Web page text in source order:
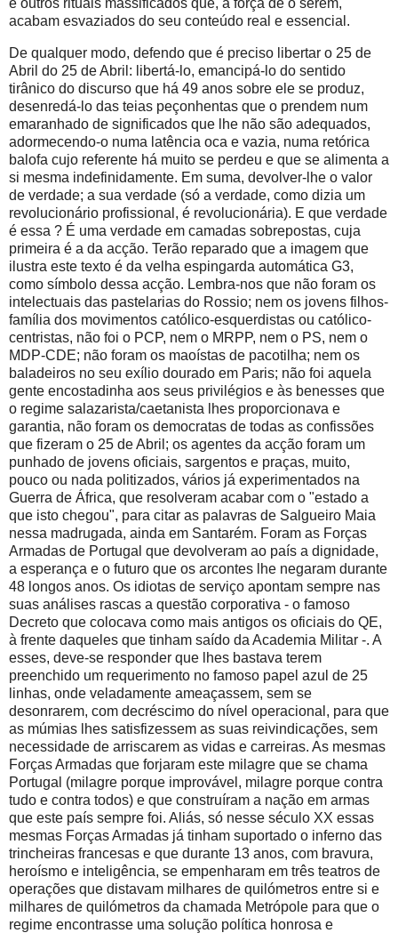
acabam esvaziados do seu conteúdo real e essencial.
De qualquer modo, defendo que é preciso libertar o 25 de
Abril do 25 de Abril: libertá-lo, emancipá-lo do sentido
tirânico do discurso que há 49 anos sobre ele se produz,
desenredá-lo das teias peçonhentas que o prendem num
emaranhado de significados que lhe não são adequados,
adormecendo-o numa latência oca e vazia, numa retórica
balofa cujo referente há muito se perdeu e que se alimenta a
si mesma indefinidamente. Em suma, devolver-lhe o valor
de verdade; a sua verdade (só a verdade, como dizia um
revolucionário profissional, é revolucionária). E que verdade
é essa ? É uma verdade em camadas sobrepostas, cuja
primeira é a da acção. Terão reparado que a imagem que
ilustra este texto é da velha espingarda automática G3,
como símbolo dessa acção. Lembra-nos que não foram os
intelectuais das pastelarias do Rossio; nem os jovens filhos-
família dos movimentos católico-esquerdistas ou católico-
centristas, não foi o PCP, nem o MRPP, nem o PS, nem o
MDP-CDE; não foram os maoístas de pacotilha; nem os
baladeiros no seu exílio dourado em Paris; não foi aquela
gente encostadinha aos seus privilégios e às benesses que
o regime salazarista/caetanista lhes proporcionava e
garantia, não foram os democratas de todas as confissões
que fizeram o 25 de Abril; os agentes da acção foram um
punhado de jovens oficiais, sargentos e praças, muito,
pouco ou nada politizados, vários já experimentados na
Guerra de África, que resolveram acabar com o "estado a
que isto chegou", para citar as palavras de Salgueiro Maia
nessa madrugada, ainda em Santarém. Foram as Forças
Armadas de Portugal que devolveram ao país a dignidade,
a esperança e o futuro que os arcontes lhe negaram durante
48 longos anos. Os idiotas de serviço apontam sempre nas
suas análises rascas a questão corporativa - o famoso
Decreto que colocava como mais antigos os oficiais do QE,
à frente daqueles que tinham saído da Academia Militar -. A
esses, deve-se responder que lhes bastava terem
preenchido um requerimento no famoso papel azul de 25
linhas, onde veladamente ameaçassem, sem se
desonrarem, com decréscimo do nível operacional, para que
as múmias lhes satisfizessem as suas reivindicações, sem
necessidade de arriscarem as vidas e carreiras. As mesmas
Forças Armadas que forjaram este milagre que se chama
Portugal (milagre porque improvável, milagre porque contra
tudo e contra todos) e que construíram a nação em armas
que este país sempre foi. Aliás, só nesse século XX essas
mesmas Forças Armadas já tinham suportado o inferno das
trincheiras francesas e que durante 13 anos, com bravura,
heroísmo e inteligência, se empenharam em três teatros de
operações que distavam milhares de quilómetros entre si e
milhares de quilómetros da chamada Metrópole para que o
regime encontrasse uma solução política honrosa e